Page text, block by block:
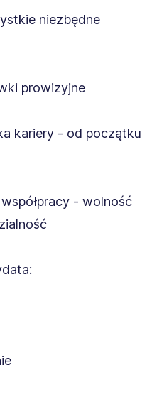
niezbędne
prowizyjne
kariery - od początku
- wolność